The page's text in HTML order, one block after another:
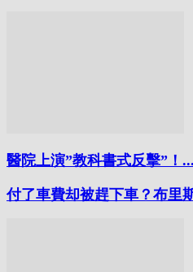
醫院上演”教科書式反擊”！...
付了車費却被趕下車？布里